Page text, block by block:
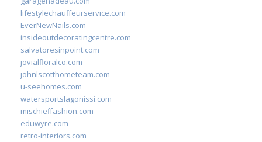
lifestylechauffeurservice.com
EverNewNails.com
insideoutdecoratingcentre.com
salvatoresinpoint.com
jovialfloralco.com
johnlscotthometeam.com
u-seehomes.com
watersportslagonissi.com
mischieffashion.com
eduwyre.com
retro-interiors.com